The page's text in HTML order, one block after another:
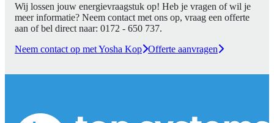
Wij lossen jouw energievraagstuk op! Heb je vragen of wil je
meer informatie? Neem contact met ons op, vraag een offerte
aan of bel direct naar: 0172 - 650 737.
Neem contact op met Yosha Kop Offerte aanvragen